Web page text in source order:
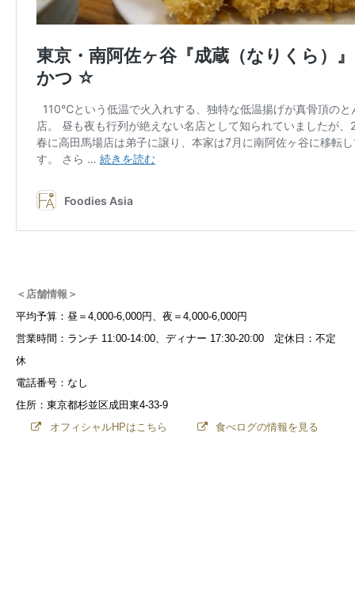
＜店舗情報＞
平均予算：昼＝4,000-6,000円、夜＝4,000-6,000円
営業時間：ランチ 11:00-14:00、ディナー 17:30-20:00 定休日：不定
休
電話番号：なし
住所：東京都杉並区成田東4-33-9
オフィシャルHPはこちら
食べログの情報を見る